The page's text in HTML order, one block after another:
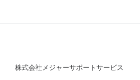
株式会社メジャーサポートサービス